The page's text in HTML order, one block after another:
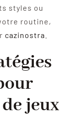
styles ou
routine,
cazinostra
jeux